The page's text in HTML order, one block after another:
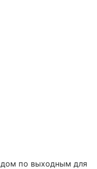
по выходным для